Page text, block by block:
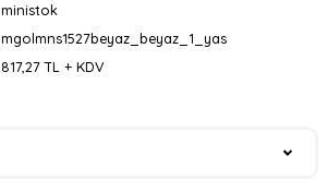
ministok
mgolmns1527beyaz_beyaz_1_yas
817,27 TL + KDV